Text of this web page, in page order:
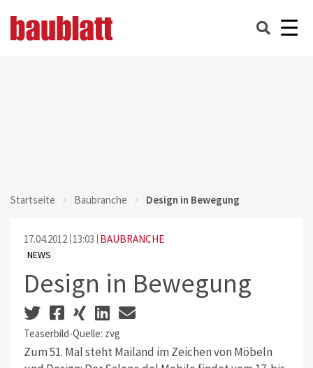
Startseite Baubranche Design in Bewegung
17.04.2012 13:03 BAUBRANCHE
NEWS
Design in Bewegung
Teaserbild-Quelle: zvg
Zum 51. Mal steht Mailand im Zeichen von Möbeln